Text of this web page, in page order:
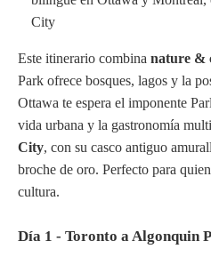
City
Este itinerario combina nature &
Park ofrece bosques, lagos y la
Ottawa te espera el imponente
vida urbana y la gastronomía
City, con su casco antiguo
broche de oro. Perfecto para
cultura.
Día 1 - Toronto a Algonquin